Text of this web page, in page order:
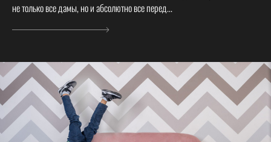
не только все дамы, но и абсолютно все перед...